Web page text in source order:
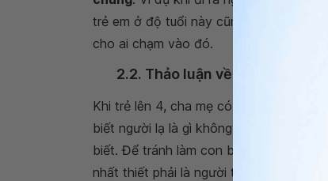
trẻ em ở độ tuổi này cũng nên được
cho ai chạm vào đó.
2.2. Thảo luận về khái niệm
Khi trẻ lên 4, cha mẹ có thể cùng con
biết người lạ là gì không?”
. Nếu trẻ
biết. Để tránh làm con bạn sợ hãi một
nhất thiết phải là người tốt hay xấu -